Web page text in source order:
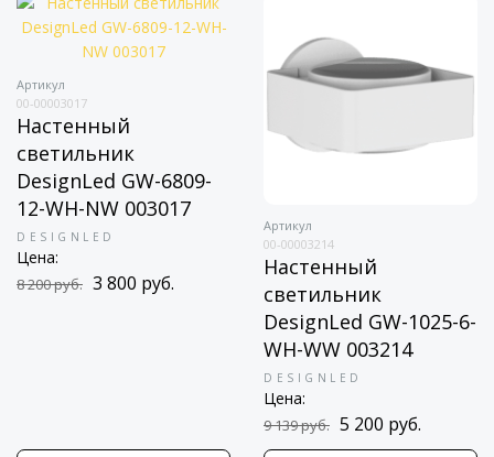
Артикул
00-00003017
Настенный
светильник
DesignLed GW-6809-
12-WH-NW 003017
DESIGNLED
Цена:
8 200 руб. 3 800 руб.
Артикул
00-00003214
Настенный
светильник
DesignLed GW-1025-6-
WH-WW 003214
DESIGNLED
Цена:
9 139 руб. 5 200 руб.